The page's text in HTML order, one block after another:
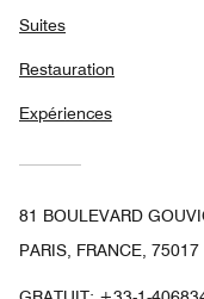
Suites
Restauration
Expériences
81 BOULEVARD
PARIS, FRANCE, 75017